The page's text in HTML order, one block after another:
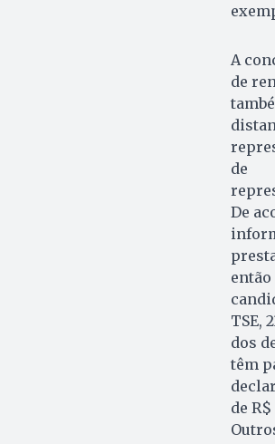
A
de
de
De
então
TSE,
dos
têm
de